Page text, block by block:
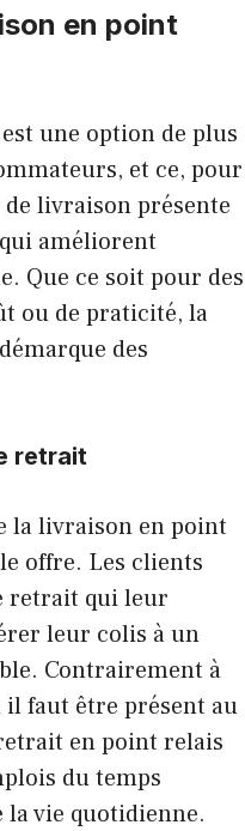
en point
une option de plus
et ce, pour
livraison présente
qui améliorent
Que ce soit pour des
ou de praticité, la
des
retrait
la livraison en point
offre. Les clients
retrait qui leur
leur colis à un
Contrairement à
faut être présent au
en point relais
du temps
la vie quotidienne.